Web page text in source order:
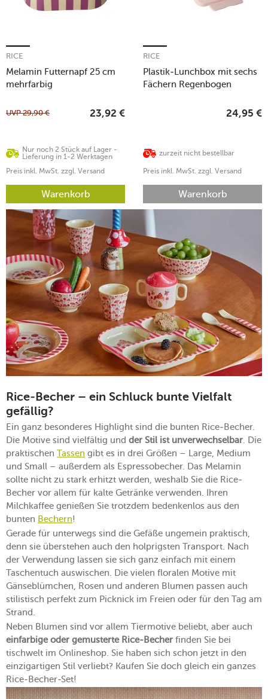
Melamin Futternapf 25 cm
mehrfarbig
RICE
Nur noch 2 Stück auf Lager -
Lieferung in 1-2 Werktagen
UVP29,90 € 23,92 €
Preis inkl. MwSt. zzgl. Versand
Warenkorb
Plastik-Lunchbox mit sechs
Fächern Regenbogen
RICE
zurzeit nicht bestellbar
24,95 €
Preis inkl. MwSt. zzgl. Versand
Warenkorb
Rice-Becher – ein Schluck bunte Vielfalt
gefällig?
Ein ganz besonderes Highlight sind die bunten Rice-Becher.
Die Motive sind vielfältig und der Stil ist unverwechselbar . Die
praktischen Tassen gibt es in drei Größen – Large, Medium
und Small – außerdem als Espressobecher. Das Melamin
sollte nicht zu stark erhitzt werden, weshalb Sie die Rice-
Becher vor allem für kalte Getränke verwenden. Ihren
Milchkaffee genießen Sie trotzdem bedenkenlos aus den
bunten Bechern!
Gerade für unterwegs sind die Gefäße ungemein praktisch,
denn sie überstehen auch den holprigsten Transport. Nach
der Verwendung lassen sie sich ganz einfach mit einem
Taschentuch auswischen. Die vielen floralen Motive mit
Gänseblümchen, Rosen und anderen Blumen passen auch
stilistisch perfekt zum Picknick im Freien oder für den Tag am
Strand.
Neben Blumen sind vor allem Tiermotive beliebt, aber auch
einfarbige oder gemusterte Rice-Becher finden Sie bei
tischwelt im Onlineshop. Sie haben sich schon jetzt in den
einzigartigen Stil verliebt? Kaufen Sie doch gleich ein ganzes
Rice-Becher-Set!